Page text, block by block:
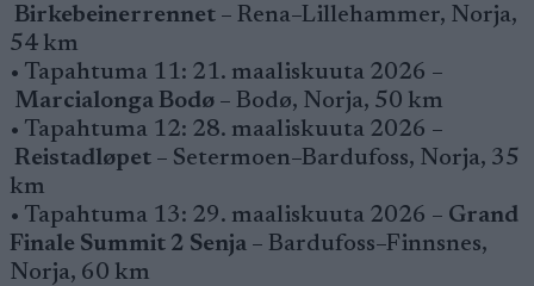
Birkebeinerrennet – Rena–Lillehammer, Norja,
54 km
• Tapahtuma 11: 21. maaliskuuta 2026 –
Marcialonga Bodø – Bodø, Norja, 50 km
• Tapahtuma 12: 28. maaliskuuta 2026 –
Reistadløpet – Setermoen–Bardufoss, Norja, 35
km
• Tapahtuma 13: 29. maaliskuuta 2026 – Grand
Finale Summit 2 Senja – Bardufoss–Finnsnes,
Norja, 60 km